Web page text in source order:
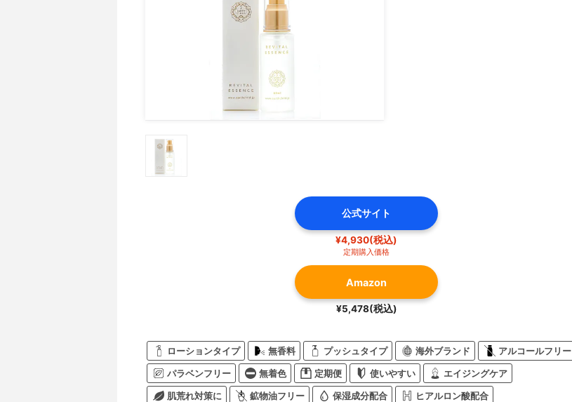
公式サイト
¥4,930(税込)
定期購入価格
Amazon
¥5,478(税込)
ローションタイプ 無香料 プッシュタイプ 海外ブランド アルコールフリー
パラベンフリー 無着色 定期便 使いやすい エイジングケア
肌荒れ対策に 鉱物油フリー 保湿成分配合 ヒアルロン酸配合